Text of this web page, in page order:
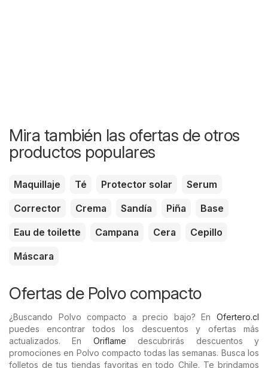
Mira también las ofertas de otros
productos populares
Maquillaje Té Protector solar
Serum
Corrector
Crema Sandía Piña
Base
Eau de toilette
Campana Cera
Cepillo
Máscara
Ofertas de Polvo compacto
¿Buscando Polvo compacto a precio bajo? En Ofertero.cl
puedes encontrar todos los descuentos y ofertas más
actualizados. En Oriflame descubrirás descuentos y
promociones en Polvo compacto todas las semanas. Busca los
folletos de tus tiendas favoritas en todo Chile. Te brindamos